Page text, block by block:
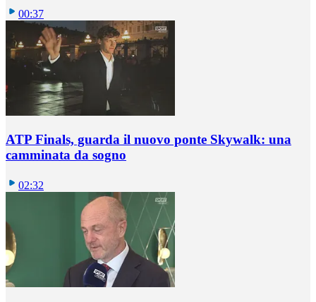
00:37
ATP Finals, guarda il nuovo ponte Skywalk: una
camminata da sogno
02:32